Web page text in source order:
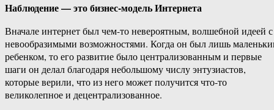
Наблюдение — это бизнес-модель Интернета
Вначале интернет был чем-то невероятным, волшебной идеей с
невообразимыми возможностями. Когда он был лишь
ребенком, то его развитие было централизованным и первые
шаги он делал благодаря небольшому числу энтузиастов,
которые верили, что из него может получится что-то
великолепное и децентрализованное.